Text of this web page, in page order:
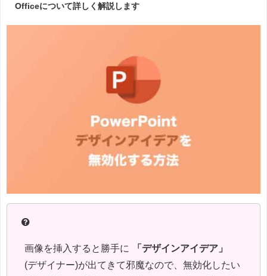
Officeについて詳しく解説します
画像を挿入すると勝手に
「デザインアイデア」
(デザイナー)が出てきて邪魔なので、無効化したい